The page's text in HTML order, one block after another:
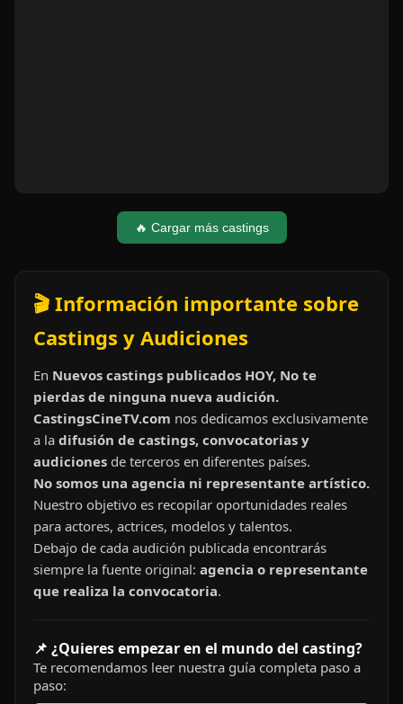
🔥 Cargar más castings
🎬 Información importante sobre
Castings y Audiciones
En Nuevos castings publicados HOY, No te
pierdas de ninguna nueva audición.
CastingsCineTV.com nos dedicamos exclusivamente
a la difusión de castings, convocatorias y
audiciones de terceros en diferentes países.
No somos una agencia ni representante artístico.
Nuestro objetivo es recopilar oportunidades reales
para actores, actrices, modelos y talentos.
Debajo de cada audición publicada encontrarás
siempre la fuente original: agencia o representante
que realiza la convocatoria.
📌 ¿Quieres empezar en el mundo del casting?
Te recomendamos leer nuestra guía completa paso a
paso: